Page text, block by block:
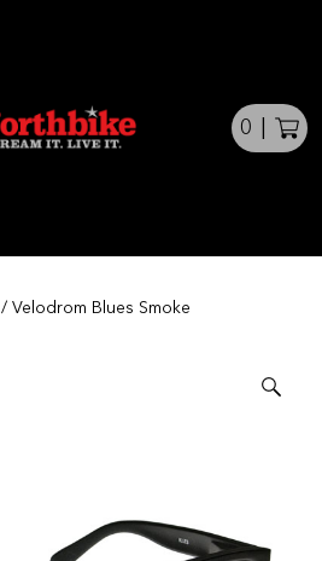
0
/ Velodrom Blues Smoke